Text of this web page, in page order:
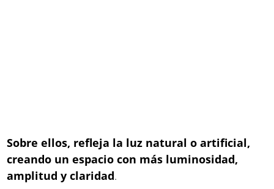
Sobre ellos, refleja la luz natural o artificial,
creando un espacio con más luminosidad,
amplitud y claridad.